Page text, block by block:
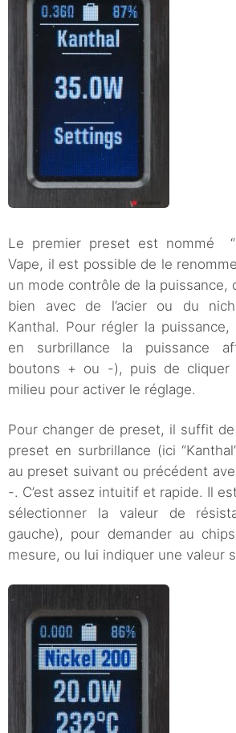
Le premier preset est nommé
Vape, il est possible de le
un mode contrôle de la puissance,
bien avec de l’acier ou du
Kanthal. Pour régler la
en surbrillance la puissance
boutons + ou -), puis de
milieu pour activer le réglage.
Pour changer de preset, il suffit
preset en surbrillance (ici
au preset suivant ou précédent
-. C’est assez intuitif et rapide. Il
sélectionner la valeur de
gauche), pour demander au
mesure, ou lui indiquer une valeur